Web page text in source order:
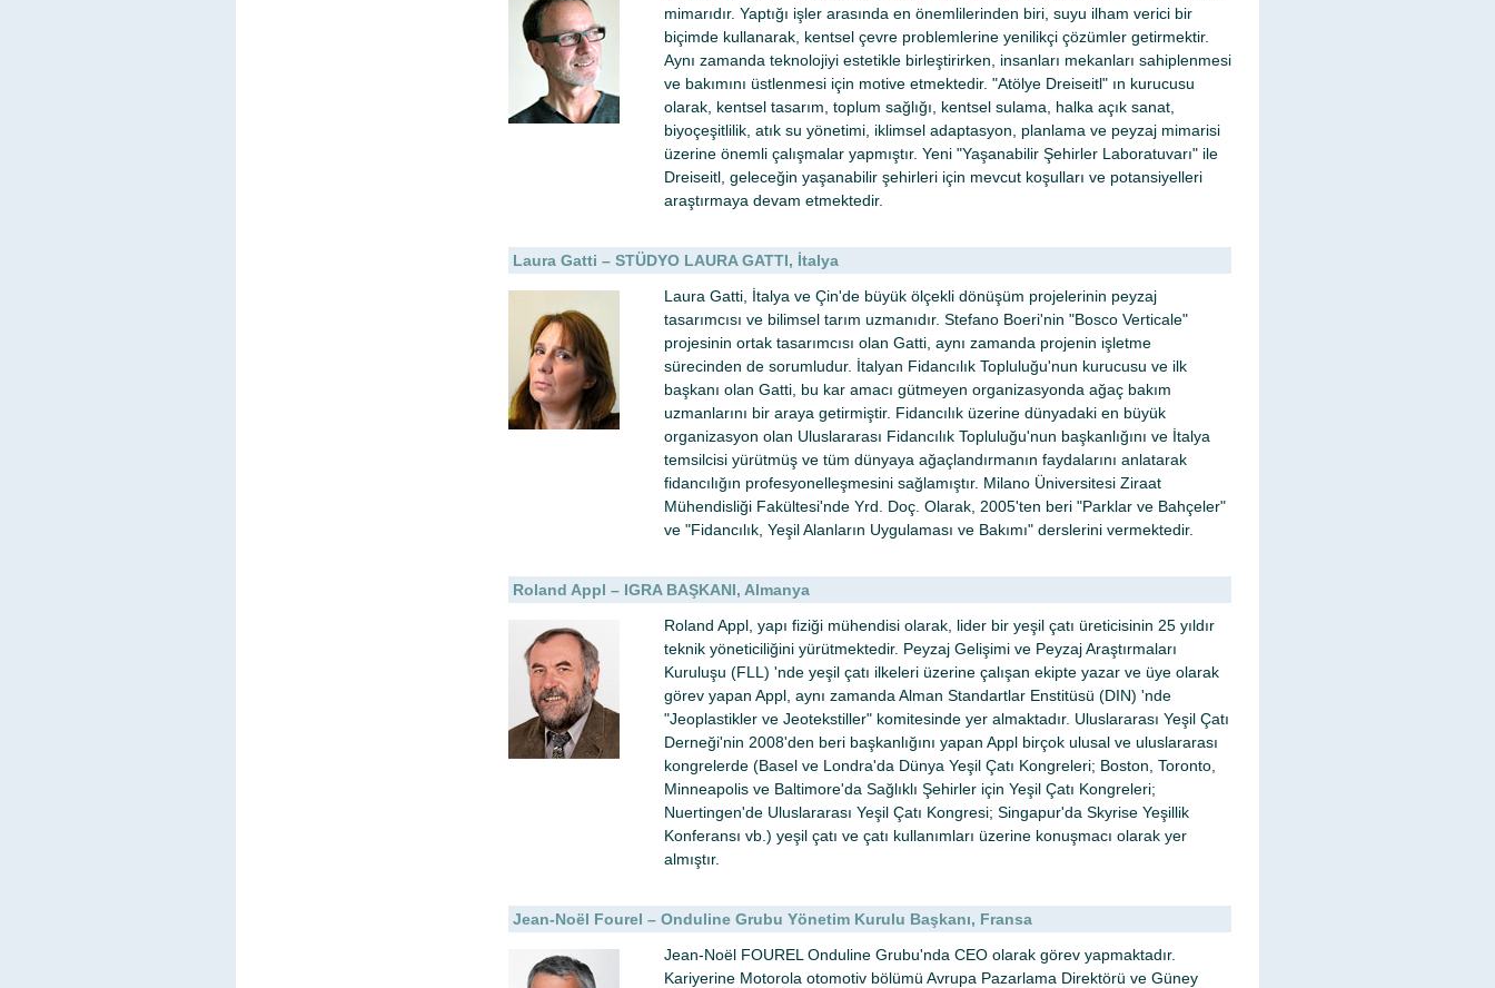
mimarıdır. Yaptığı işler arasında en önemlilerinden biri, suyu ilham verici bir
biçimde kullanarak, kentsel çevre problemlerine yenilikçi çözümler getirmektir.
Aynı zamanda teknolojiyi estetikle birleştirirken, insanları mekanları sahiplenmesi
ve bakımını üstlenmesi için motive etmektedir. "Atölye Dreiseitl" ın kurucusu
olarak, kentsel tasarım, toplum sağlığı, kentsel sulama, halka açık sanat,
biyoçeşitlilik, atık su yönetimi, iklimsel adaptasyon, planlama ve peyzaj mimarisi
üzerine önemli çalışmalar yapmıştır. Yeni "Yaşanabilir Şehirler Laboratuvarı" ile
Dreiseitl, geleceğin yaşanabilir şehirleri için mevcut koşulları ve potansiyelleri
araştırmaya devam etmektedir.
Laura Gatti – STÜDYO LAURA GATTI, İtalya
Laura Gatti, İtalya ve Çin'de büyük ölçekli dönüşüm projelerinin peyzaj
tasarımcısı ve bilimsel tarım uzmanıdır. Stefano Boeri'nin "Bosco Verticale"
projesinin ortak tasarımcısı olan Gatti, aynı zamanda projenin işletme
sürecinden de sorumludur. İtalyan Fidancılık Topluluğu'nun kurucusu ve ilk
başkanı olan Gatti, bu kar amacı gütmeyen organizasyonda ağaç bakım
uzmanlarını bir araya getirmiştir. Fidancılık üzerine dünyadaki en büyük
organizasyon olan Uluslararası Fidancılık Topluluğu'nun başkanlığını ve İtalya
temsilcisi yürütmüş ve tüm dünyaya ağaçlandırmanın faydalarını anlatarak
fidancılığın profesyonelleşmesini sağlamıştır. Milano Üniversitesi Ziraat
Mühendisliği Fakültesi'nde Yrd. Doç. Olarak, 2005'ten beri "Parklar ve Bahçeler"
ve "Fidancılık, Yeşil Alanların Uygulaması ve Bakımı" derslerini vermektedir.
Roland Appl – IGRA BAŞKANI, Almanya
Roland Appl, yapı fiziği mühendisi olarak, lider bir yeşil çatı üreticisinin 25 yıldır
teknik yöneticiliğini yürütmektedir. Peyzaj Gelişimi ve Peyzaj Araştırmaları
Kuruluşu (FLL) 'nde yeşil çatı ilkeleri üzerine çalışan ekipte yazar ve üye olarak
görev yapan Appl, aynı zamanda Alman Standartlar Enstitüsü (DIN) 'nde
"Jeoplastikler ve Jeotekstiller" komitesinde yer almaktadır. Uluslararası Yeşil Çatı
Derneği'nin 2008'den beri başkanlığını yapan Appl birçok ulusal ve uluslararası
kongrelerde (Basel ve Londra'da Dünya Yeşil Çatı Kongreleri; Boston, Toronto,
Minneapolis ve Baltimore'da Sağlıklı Şehirler için Yeşil Çatı Kongreleri;
Nuertingen'de Uluslararası Yeşil Çatı Kongresi; Singapur'da Skyrise Yeşillik
Konferansı vb.) yeşil çatı ve çatı kullanımları üzerine konuşmacı olarak yer
almıştır.
Jean-Noël Fourel – Onduline Grubu Yönetim Kurulu Başkanı, Fransa
Jean-Noël FOUREL Onduline Grubu'nda CEO olarak görev yapmaktadır.
Kariyerine Motorola otomotiv bölümü Avrupa Pazarlama Direktörü ve Güney